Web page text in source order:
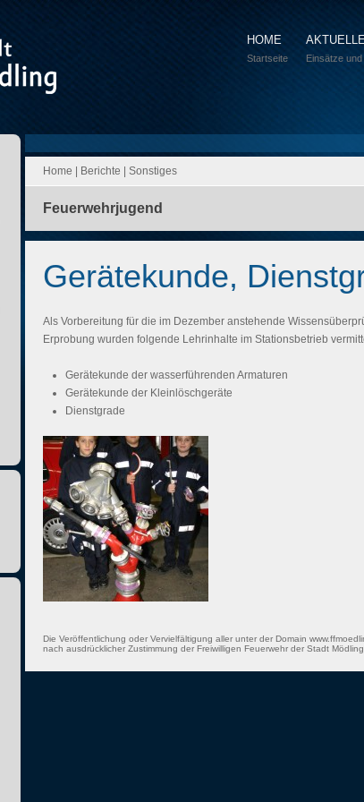
HOME
Startseite Einsätze
Home Berichte Sonstiges
Feuerwehrjugend
Gerätekunde,
Als Vorbereitung für die im Dezember anstehende
Erprobung wurden folgende Lehrinhalte im Stationsbetrieb
Gerätekunde der wasserführenden Armaturen
Gerätekunde der Kleinlöschgeräte
Dienstgrade
Die Veröffentlichung oder Vervielfältigung aller unter der Domain
nach ausdrücklicher Zustimmung der Freiwilligen Feuerwehr der Stadt